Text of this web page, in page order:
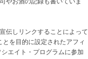
伝しリンクすることによって
を目的に設定されたアフィ
エイト・プログラムに参加